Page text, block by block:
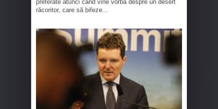
preferate atunci când vine vorba despre un desert
răcoritor, care să bifeze...